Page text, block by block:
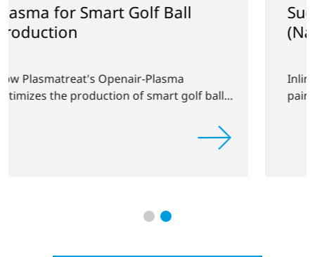
golf balls
Success Story with GfO
Inline pretreatment of displays
painting in the automotive industry.